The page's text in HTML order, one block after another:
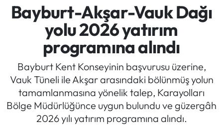
Bayburt-Akşar-Vauk Dağı
yolu 2026 yatırım
programına alındı
Bayburt Kent Konseyinin başvurusu üzerine,
Vauk Tüneli ile Akşar arasındaki bölünmüş yolun
tamamlanmasına yönelik talep, Karayolları
Bölge Müdürlüğünce uygun bulundu ve güzergâh
2026 yılı yatırım programına alındı.
Türkiye
Kültür/Sanat
Politika
Politik Kulis
Dünya
Trabzon Trafik Yoğunluk Haritası
Süper Lig Puan Durumu ve Fikstür
Tüm Manşetler
Son Dakika Haberleri
Haber Arşivi